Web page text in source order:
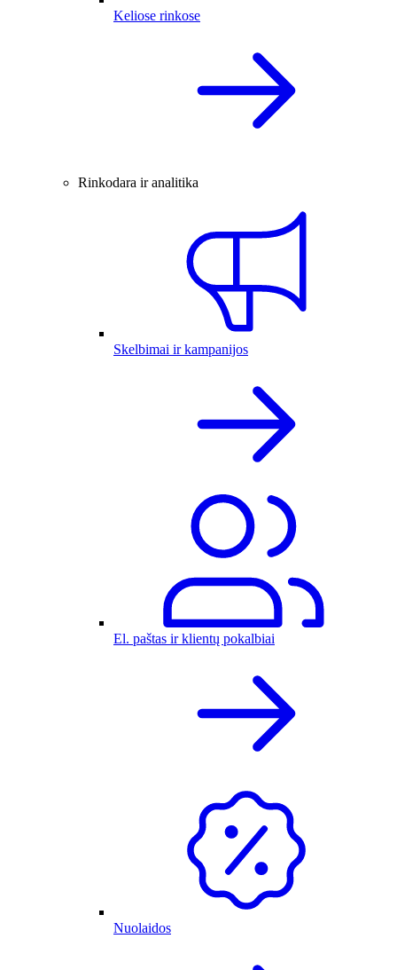
Keliose rinkose
Rinkodara ir analitika
Skelbimai ir kampanijos
El. paštas ir klientų pokalbiai
Nuolaidos